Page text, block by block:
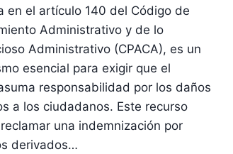
en el artículo 140 del Código de
Administrativo y de lo
Administrativo (CPACA), es un
esencial para exigir que el
responsabilidad por los daños
a los ciudadanos. Este recurso
una indemnización por
derivados…